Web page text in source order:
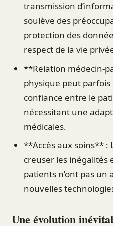
transmission
soulève des
protection des
respect de la vie
**Relation médecin-
physique peut
confiance entre le
nécessitant une
médicales.
**Accès aux soins** :
creuser les inégalités
patients n’ont pas un
nouvelles
Une évolution